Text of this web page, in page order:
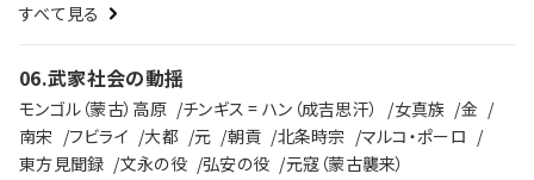
すべて見る
06.武家社会の動揺
モンゴル（蒙古）高原 チンギス = ハン（成吉思汗） 女真族
金
南宋
フビライ 大都 元 朝貢 北条時宗
マルコ・ポーロ
東方見聞録
文永の役 弘安の役
元寇（蒙古襲来）